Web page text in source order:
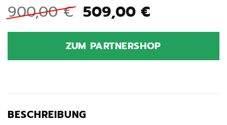
900,00€ Ursprünglicher
Preis
war:
900,00 €
509,00 €Aktueller
ist:
509,00 €.
ZUM PARTNERSHOP
BESCHREIBUNG